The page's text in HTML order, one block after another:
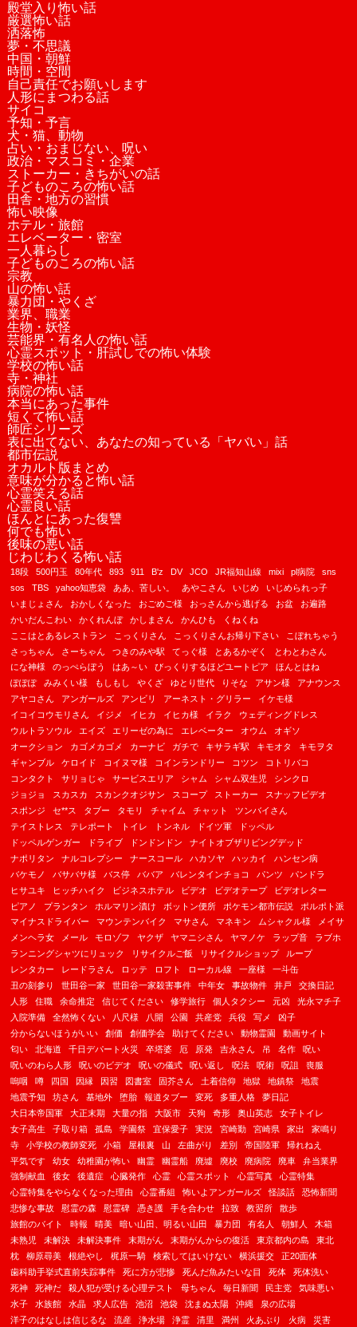
殿堂入り怖い話
厳選怖い話
洒落怖
夢・不思議
中国・朝鮮
時間・空間
自己責任でお願いします
人形にまつわる話
サイコ
予知・予言
犬・猫、動物
占い・おまじない、呪い
政治・マスコミ・企業
ストーカー・きちがいの話
子どものころの怖い話
田舎・地方の習慣
怖い映像
ホテル・旅館
エレベーター・密室
一人暮らし
子どものころの怖い話
宗教
山の怖い話
暴力団・やくざ
業界、職業
生物・妖怪
芸能界・有名人の怖い話
心霊スポット・肝試しでの怖い体験
学校の怖い話
寺・神社
病院の怖い話
本当にあった事件
短くて怖い話
師匠シリーズ
表に出てない、あなたの知っている「ヤバい」話
都市伝説
オカルト版まとめ
意味が分かると怖い話
心霊笑える話
心霊良い話
ほんとにあった復讐
何でも怖い
後味の悪い話
じわじわくる怖い話
18段 500円玉 80年代 893 911 B'z DV JCO JR福知山線 mixi pl病院
sns
sos
TBS yahoo知恵袋 ああ、苦しい。 あやこさん いじめ
いじめられっ子
いまじょさん
おかしくなった おごめご様 おっさんから逃げる お盆
お遍路
かいだんこわい
かくれんぼ かしまさん かんひも
くねくね
ここはとあるレストラン
こっくりさん こっくりさんお帰り下さい
こぼれちゃう
さっちゃん
さーちゃん つきのみや駅 てっぐ様 とあるかぞく
とわとわさん
にな神様
のっぺらぼう はあ～い びっくりするほどユートピア
ほんとはね
ぽぽぽ
みみくい様 もしもし やくざ ゆとり世代 りそな アサン様
アナウンス
アヤコさん
アンガールズ アンビリ アーネスト・グリラー
イケモ様
イコイコウモリさん
イジメ イヒカ イヒカ様 イラク
ウェディングドレス
ウルトラソウル
エイズ エリーゼの為に エレベーター オウム
オギソ
オークション
カゴメカゴメ カーナビ ガチで キサラギ駅 キモオタ
キモヲタ
ギャンブル
ケロイド コイヌマ様 コインランドリー コツン
コトリバコ
コンタクト
サリョじゃ サービスエリア シャム シャム双生児
シンクロ
ジョジョ
スカスカ スカンクオジサン スコープ ストーカー
スナッフビデオ
スポンジ
セ**ス タブー タモリ チャイム チャット
ツンバイさん
テイストレス
テレポート トイレ トンネル ドイツ軍
ドッペル
ドッペルゲンガー
ドライブ ドンドンドン
ナイトオブザリビングデッド
ナポリタン
ナルコレプシー ナースコール ハカソヤ ハッカイ
ハンセン病
バケモノ
バサバサ様 バス停 ババア バレンタインチョコ パンツ
パンドラ
ヒサユキ
ヒッチハイク ビジネスホテル ビデオ ビデオテープ
ビデオレター
ピアノ
プランタン ホルマリン漬け ボットン便所 ポケモン都市伝説
ポルポト派
マイナスドライバー
マウンテンバイク マサさん マネキン ムシャクル様
メイサ
メンヘラ女
メール モロゾフ ヤクザ ヤマニシさん ヤマノケ ラップ音
ラブホ
ランニングシャツにリュック
リサイクルご飯 リサイクルショップ
ループ
レンタカー
レードラさん ロッテ ロフト ローカル線 一座様
一斗缶
丑の刻参り
世田谷一家 世田谷一家殺害事件 中年女 事故物件 井戸
交換日記
人形
住職 余命推定 信じてください 修学旅行 個人タクシー 元凶
光永マチ子
入院準備
全然怖くない 八尺様 八開 公園 共産党 兵役 写メ
凶子
分からないほうがいい
創価 創価学会 助けてください 動物霊園
動画サイト
匂い
北海道 千日デパート火災 卒塔婆 厄 原発 吉永さん 吊 名作
呪い
呪いのわら人形
呪いのビデオ 呪いの儀式 呪い返し 呪法 呪術 呪詛
喪服
嗚咽
噂 四国 因縁 因習 図書室 固芥さん 土着信仰 地獄 地鎮祭
地震
地震予知
坊さん 基地外 堕胎 報道タブー 変死 多重人格
夢日記
大日本帝国軍
大正末期 大量の指 大阪市 天狗 奇形 奥山英志
女子トイレ
女子高生
子取り箱 孤島 学園祭 宜保愛子 実況 宮崎勤 宮崎県 家出
家鳴り
寺
小学校の教師変死 小箱 屋根裏 山 左曲がり 差別 帝国陸軍
帰れねえ
平気です
幼女 幼稚園が怖い 幽霊 幽霊船 廃墟 廃校 廃病院 廃車
弁当業界
強制献血
後女 後遺症 心臓発作 心霊 心霊スポット 心霊写真
心霊特集
心霊特集をやらなくなった理由
心霊番組 怖いよアンガールズ 怪談話
恐怖新聞
悲惨な事故
慰霊の森 慰霊碑 憑き護 手を合わせ 拉致 教習所
散歩
旅館のバイト
時報 晴美 暗い山田、明るい山田 暴力団 有名人 朝鮮人
木箱
未熟児
未解決 未解決事件 末期がん 末期がんからの復活 東京都内の島
東北
枕
柳原尋美 根絶やし 梶原一騎 検索してはいけない 横浜援交
正20面体
歯科助手挙式直前失踪事件
死に方が悲惨 死んだ魚みたいな目 死体
死体洗い
死神
死神だ 殺人犯が受ける心理テスト 母ちゃん 毎日新聞 民主党
気味悪い
水子
水族館 水晶 求人広告 池沼 池袋 沈まぬ太陽 沖縄
泉の広場
洋子のはなしは信じるな
流産 浄水場 浄霊 清里 満州 火あぶり 火病 災害